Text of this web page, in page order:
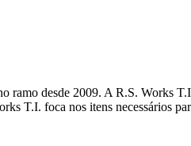
desde 2009. A R.S. Works
T.I. foca nos itens necessários